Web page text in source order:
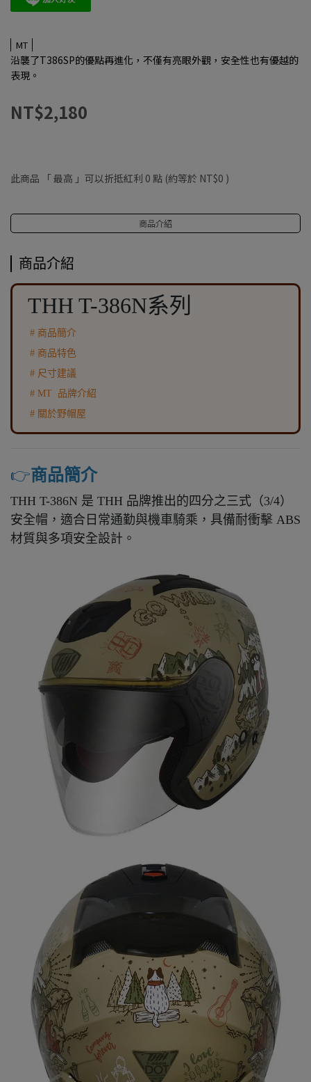
MT
沿襲了T386SP的優點再進化，不僅有亮眼外觀，安全性也有優越的
表現。
NT$2,180
此商品 「 最高 」可以折抵紅利 0 點 (約等於 NT$0 )
商品介紹
商品介紹
THH T-386N系列
# 商品簡介
# 商品特色
# 尺寸建議
# MT 品牌介紹
# 關於野帽屋
👉️商品簡介
THH T-386N 是 THH 品牌推出的四分之三式（3/4）
安全帽，適合日常通勤與機車騎乘，具備耐衝擊 ABS
材質與多項安全設計。